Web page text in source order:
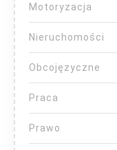
Motoryzacja
Nieruchomości
Obcojęzyczne
Praca
Prawo